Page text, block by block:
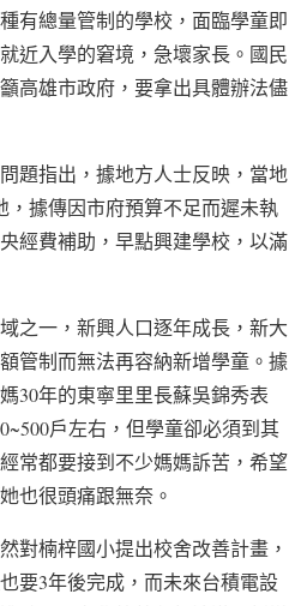
有總量管制的學校，面臨學童即
近入學的窘境，急壞家長。國民
高雄市政府，要拿出具體辦法儘
題指出，據地方人士反映，當地
，據傳因市府預算不足而遲未執
經費補助，早點興建學校，以滿
之一，新興人口逐年成長，新大
管制而無法再容納新增學童。據
30年的東寧里里長蘇吳錦秀表
戶左右，但學童卻必須到其
常都要接到不少媽媽訴苦，希望
也很頭痛跟無奈。
對楠梓國小提出校舍改善計畫，
要3年後完成，而未來台積電設